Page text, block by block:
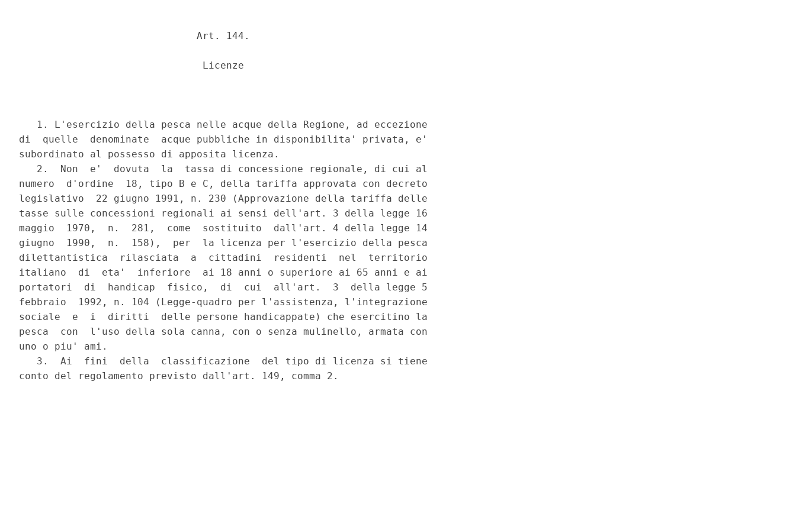
                              Art. 144.
                               Licenze
   1. L'esercizio della pesca nelle acque della Regione, ad eccezione
di  quelle  denominate  acque pubbliche in disponibilita' privata, e'
subordinato al possesso di apposita licenza.
   2.  Non  e'  dovuta  la  tassa di concessione regionale, di cui al
numero  d'ordine  18, tipo B e C, della tariffa approvata con decreto
legislativo  22 giugno 1991, n. 230 (Approvazione della tariffa delle
tasse sulle concessioni regionali ai sensi dell'art. 3 della legge 16
maggio  1970,  n.  281,  come  sostituito  dall'art. 4 della legge 14
giugno  1990,  n.  158),  per  la licenza per l'esercizio della pesca
dilettantistica  rilasciata  a  cittadini  residenti  nel  territorio
italiano  di  eta'  inferiore  ai 18 anni o superiore ai 65 anni e ai
portatori  di  handicap  fisico,  di  cui  all'art.  3  della legge 5
febbraio  1992, n. 104 (Legge-quadro per l'assistenza, l'integrazione
sociale  e  i  diritti  delle persone handicappate) che esercitino la
pesca  con  l'uso della sola canna, con o senza mulinello, armata con
uno o piu' ami.
   3.  Ai  fini  della  classificazione  del tipo di licenza si tiene